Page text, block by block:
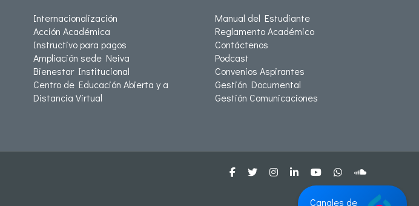
Internacionalización
Acción Académica
Instructivo para pagos
Ampliación sede Neiva
Bienestar Institucional
Centro de Educación Abierta y a
Distancia Virtual
Manual del Estudiante
Reglamento Académico
Contáctenos
Podcast
Convenios Aspirantes
Gestión Documental
Gestión Comunicaciones
Canales de